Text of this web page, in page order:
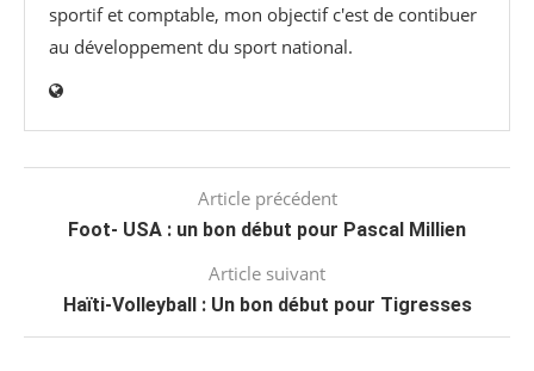
sportif et comptable, mon objectif c'est de contibuer
au développement du sport national.
Article précédent
Foot- USA : un bon début pour Pascal Millien
Article suivant
Haïti-Volleyball : Un bon début pour Tigresses